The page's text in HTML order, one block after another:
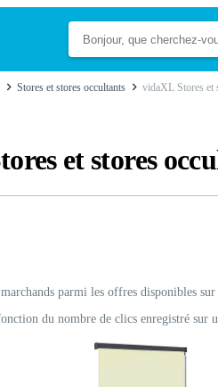
Stores et stores occultants vidaXL Stores et
et stores
parmi les offres disponibles
du nombre de clics enregistré sur